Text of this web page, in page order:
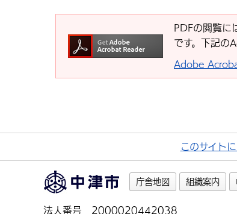
PDFの閲覧に
です。下記の
Adobe
このサイト
庁舎地図 組織案内
法人番号 2000020442038